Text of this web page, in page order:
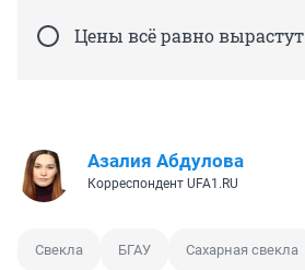
Цены всё равно вырастут
Азалия Абдулова
Корреспондент UFA1.RU
Свекла БГАУ Сахарная свекла